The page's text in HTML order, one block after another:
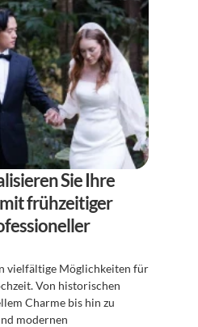
Sie Ihre
frühzeitiger
vielfältige Möglichkeiten für
Von historischen
Charme bis hin zu
modernen